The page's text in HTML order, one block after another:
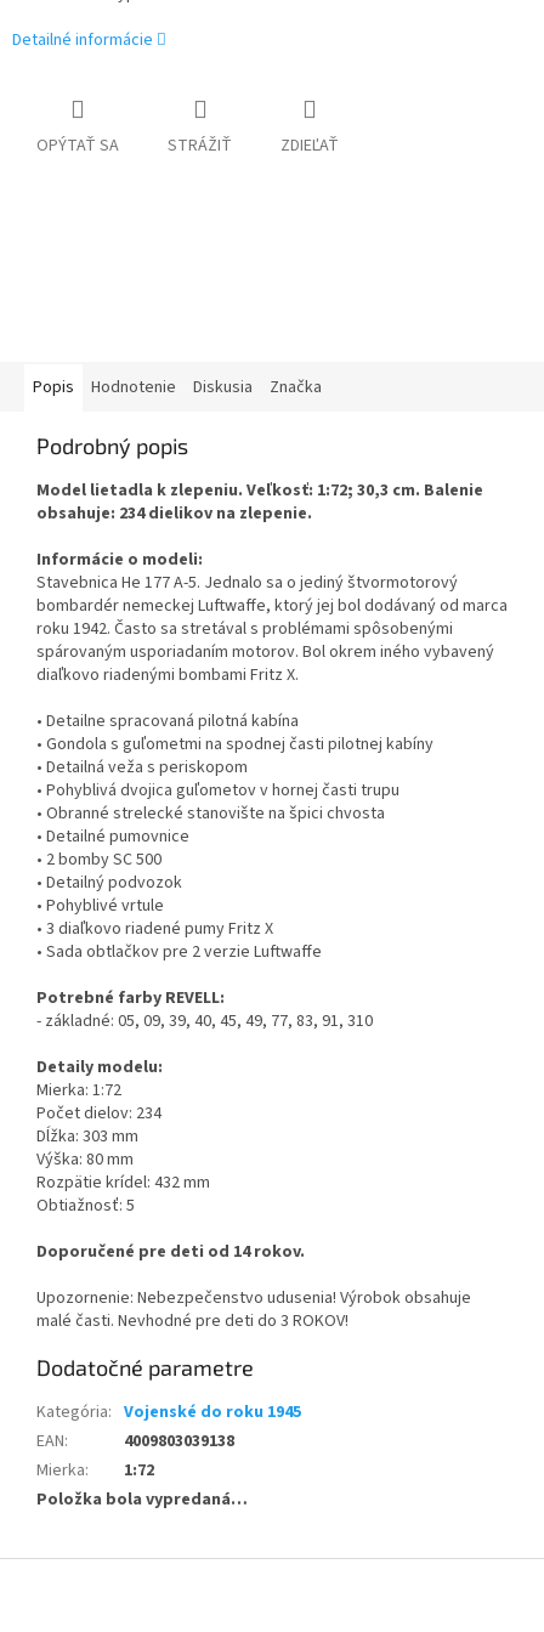
Detailné informácie
OPÝTAŤ SA STRÁŽIŤ ZDIEĽAŤ
Popis Hodnotenie Diskusia Značka
Podrobný popis
Model lietadla k zlepeniu. Veľkosť: 1:72; 30,3 cm. Balenie
obsahuje: 234 dielikov na zlepenie.
Informácie o modeli:
Stavebnica He 177 A-5. Jednalo sa o jediný štvormotorový
bombardér nemeckej Luftwaffe, ktorý jej bol dodávaný od marca
roku 1942. Často sa stretával s problémami spôsobenými
spárovaným usporiadaním motorov. Bol okrem iného vybavený
diaľkovo riadenými bombami Fritz X.
• Detailne spracovaná pilotná kabína
• Gondola s guľometmi na spodnej časti pilotnej kabíny
• Detailná veža s periskopom
• Pohyblivá dvojica guľometov v hornej časti trupu
• Obranné strelecké stanovište na špici chvosta
• Detailné pumovnice
• 2 bomby SC 500
• Detailný podvozok
• Pohyblivé vrtule
• 3 diaľkovo riadené pumy Fritz X
• Sada obtlačkov pre 2 verzie Luftwaffe
Potrebné farby REVELL:
- základné: 05, 09, 39, 40, 45, 49, 77, 83, 91, 310
Detaily modelu:
Mierka: 1:72
Počet dielov: 234
Dĺžka: 303 mm
Výška: 80 mm
Rozpätie krídel: 432 mm
Obtiažnosť: 5
Doporučené pre deti od 14 rokov.
Upozornenie: Nebezpečenstvo udusenia! Výrobok obsahuje
malé časti. Nevhodné pre deti do 3 ROKOV!
Dodatočné parametre
Kategória: Vojenské do roku 1945
EAN:
4009803039138
Mierka:
1:72
Položka bola vypredaná…